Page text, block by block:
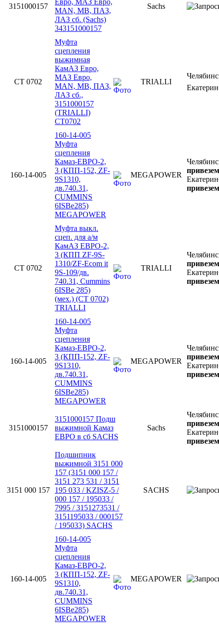
3151000157
MAN, MB, ПАЗ,
ЛАЗ сб. (Sachs)
343151000157
Sachs
CT 0702
Муфта
сцепления
выжимная
КамАЗ Евро,
МАЗ Евро,
MAN, MB, ПАЗ,
ЛАЗ сб.,
3151000157
(TRIALLI)
CT0702
TRIALLI
160-14-005
160-14-005
Муфта
сцепления
Камаз-ЕВРО-2,
3 (КПП-152, ZF-
9S1310,
дв.740.31,
CUMMINS
6ISBe285)
MEGAPOWER
MEGAPOWER
CT 0702
Муфта выкл.
сцеп. для а/м
КамАЗ ЕВРО-2,
3 (КПП ZF-9S-
1310/ZF-Ecom it
9S-109/дв.
740.31, Cummins
6ISBe 285)
(мех.) (CT 0702)
TRIALLI
TRIALLI
160-14-005
160-14-005
Муфта
сцепления
Камаз-ЕВРО-2,
3 (КПП-152, ZF-
9S1310,
дв.740.31,
CUMMINS
6ISBe285)
MEGAPOWER
MEGAPOWER
3151000157
3151000157 Подш
выжимной Камаз
ЕВРО в сб SACHS
Sachs
3151 000 157
Подшипник
выжимной 3151 000
157 (3151 000 157 /
3151 273 531 / 3151
195 033 / KZISZ-5 /
000 157 / 195033 /
7995 / 3151273531 /
3151195033 / 000157
/ 195033) SACHS
SACHS
160-14-005
160-14-005
Муфта
сцепления
Камаз-ЕВРО-2,
3 (КПП-152, ZF-
9S1310,
дв.740.31,
CUMMINS
6ISBe285)
MEGAPOWER
MEGAPOWER